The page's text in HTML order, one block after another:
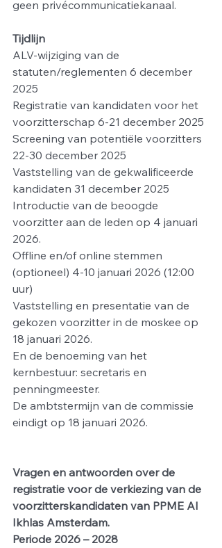
geen privécommunicatiekanaal.
Tijdlijn
ALV-wijziging van de
statuten/reglementen 6 december
2025
Registratie van kandidaten voor het
voorzitterschap 6-21 december 2025
Screening van potentiële voorzitters
22-30 december 2025
Vaststelling van de gekwalificeerde
kandidaten 31 december 2025
Introductie van de beoogde
voorzitter aan de leden op 4 januari
2026.
Offline en/of online stemmen
(optioneel) 4-10 januari 2026 (12:00
uur)
Vaststelling en presentatie van de
gekozen voorzitter in de moskee op
18 januari 2026.
En de benoeming van het
kernbestuur: secretaris en
penningmeester.
De ambtstermijn van de commissie
eindigt op 18 januari 2026.
Vragen en antwoorden over de
registratie voor de verkiezing van de
voorzitterskandidaten van PPME Al
Ikhlas Amsterdam.
Periode 2026 – 2028